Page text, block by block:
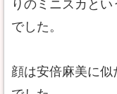
りのミニスカと
でした。
顔は安倍麻美に